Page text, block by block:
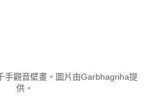
手觀音壁畫。圖片由Garbhagriha提
供。